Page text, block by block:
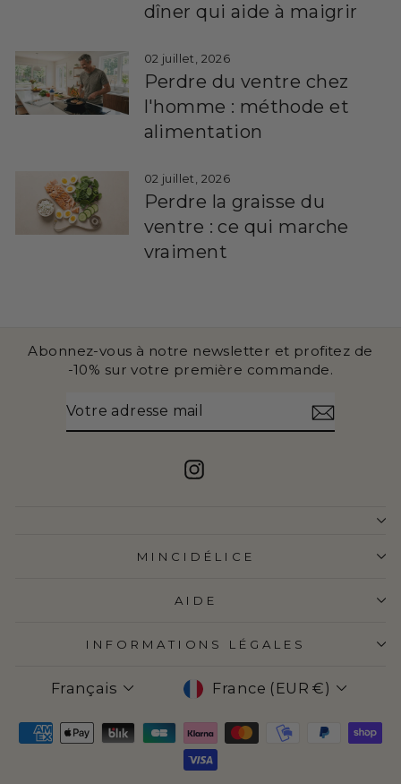
dîner qui aide à maigrir
02 juillet, 2026
Perdre du ventre chez
l'homme : méthode et
alimentation
02 juillet, 2026
Perdre la graisse du
ventre : ce qui marche
vraiment
Abonnez-vous à notre newsletter et profitez de
-10% sur votre première commande.
ADRESSE
Instagram
MINCIDÉLICE
AIDE
INFORMATIONS LÉGALES
LANGUE
Français DEVISE
France (EUR €)